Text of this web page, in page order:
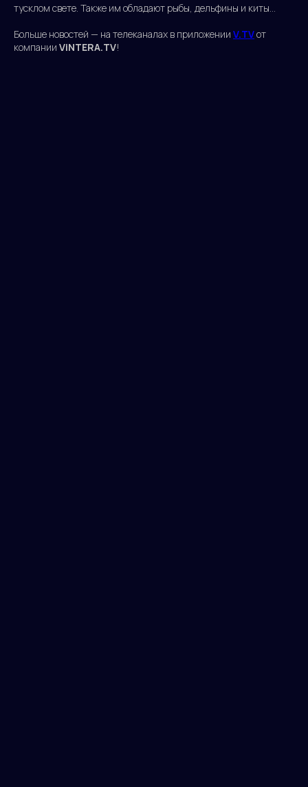
тусклом свете. Также им обладают рыбы, дельфины и киты…
Больше новостей — на телеканалах в приложении V.TVот
компании ViNTERA.TV!